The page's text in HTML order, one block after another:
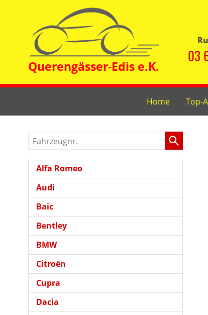
03
Home Top-
Fahrzeugnr.
Alfa Romeo
Audi
Baic
Bentley
BMW
Citroën
Cupra
Dacia